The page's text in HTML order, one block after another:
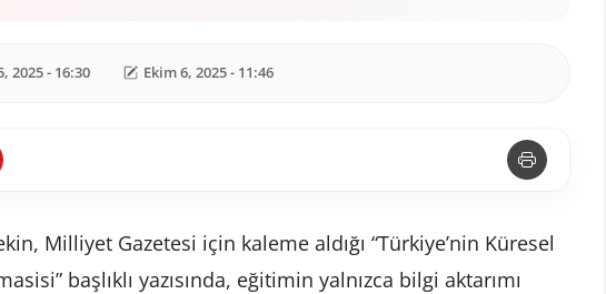
2025 - 16:30 Ekim 6, 2025 - 11:46
Milliyet Gazetesi için kaleme aldığı “Türkiye’nin Küresel
başlıklı yazısında, eğitimin yalnızca bilgi aktarımı